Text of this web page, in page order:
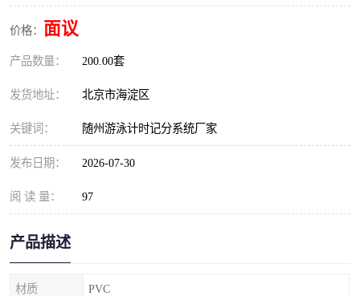
价格： 面议
产品数量： 200.00套
发货地址： 北京市海淀区
关键词： 随州游泳计时记分系统厂家
发布日期： 2026-07-30
阅 读 量： 97
产品描述
材质 PVC